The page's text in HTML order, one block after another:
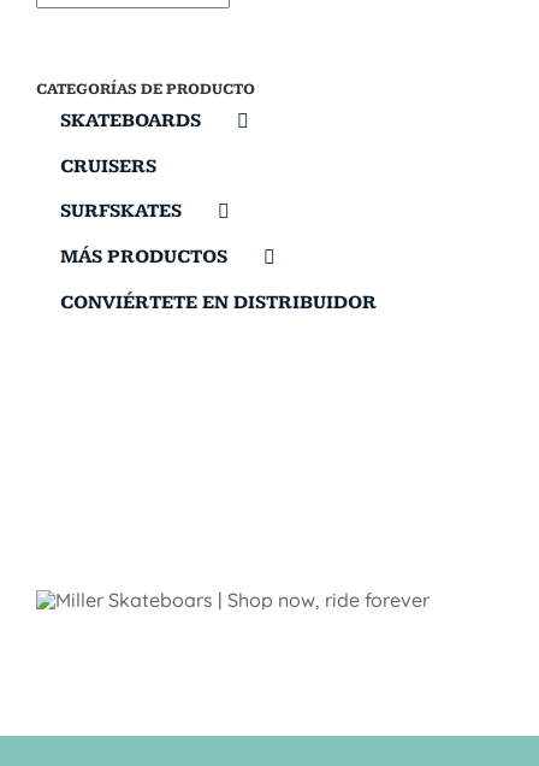
CATEGORÍAS DE PRODUCTO
SKATEBOARDS
CRUISERS
SURFSKATES
MÁS PRODUCTOS
CONVIÉRTETE EN DISTRIBUIDOR